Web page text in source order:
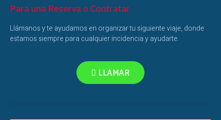
Para una Reserva o Contratar.
Llámanos y te ayudamos en organizar tu siguiente viaje, donde
estamos siempre para cualquier incidencia y ayudarte.
LLAMAR